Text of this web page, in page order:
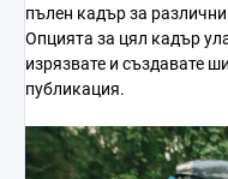
пълен кадър за
Опцията за цял кадър
изрязвате и създавате
публикация.